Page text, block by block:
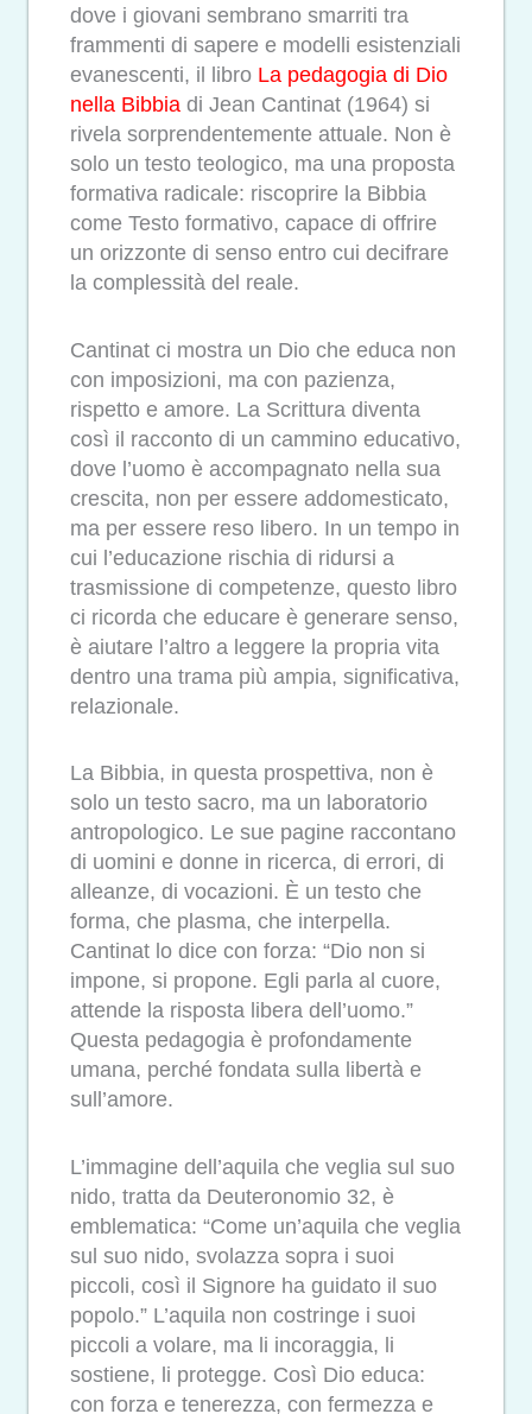
dove i giovani sembrano smarriti tra
frammenti di sapere e modelli esistenziali
evanescenti, il libro La pedagogia di Dio
nella Bibbia di Jean Cantinat (1964) si
rivela sorprendentemente attuale. Non è
solo un testo teologico, ma una proposta
formativa radicale: riscoprire la Bibbia
come Testo formativo, capace di offrire
un orizzonte di senso entro cui decifrare
la complessità del reale.
Cantinat ci mostra un Dio che educa non
con imposizioni, ma con pazienza,
rispetto e amore. La Scrittura diventa
così il racconto di un cammino educativo,
dove l’uomo è accompagnato nella sua
crescita, non per essere addomesticato,
ma per essere reso libero. In un tempo in
cui l’educazione rischia di ridursi a
trasmissione di competenze, questo libro
ci ricorda che educare è generare senso,
è aiutare l’altro a leggere la propria vita
dentro una trama più ampia, significativa,
relazionale.
La Bibbia, in questa prospettiva, non è
solo un testo sacro, ma un laboratorio
antropologico. Le sue pagine raccontano
di uomini e donne in ricerca, di errori, di
alleanze, di vocazioni. È un testo che
forma, che plasma, che interpella.
Cantinat lo dice con forza: “Dio non si
impone, si propone. Egli parla al cuore,
attende la risposta libera dell’uomo.”
Questa pedagogia è profondamente
umana, perché fondata sulla libertà e
sull’amore.
L’immagine dell’aquila che veglia sul suo
nido, tratta da Deuteronomio 32, è
emblematica: “Come un’aquila che veglia
sul suo nido, svolazza sopra i suoi
piccoli, così il Signore ha guidato il suo
popolo.” L’aquila non costringe i suoi
piccoli a volare, ma li incoraggia, li
sostiene, li protegge. Così Dio educa:
con forza e tenerezza, con fermezza e